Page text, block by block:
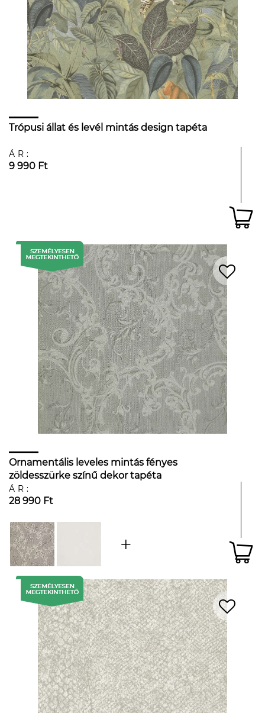
Trópusi állat és levél mintás design tapéta
ÁR:
9 990 Ft
Ornamentális leveles mintás fényes
zöldesszürke színű dekor tapéta
ÁR:
28 990 Ft